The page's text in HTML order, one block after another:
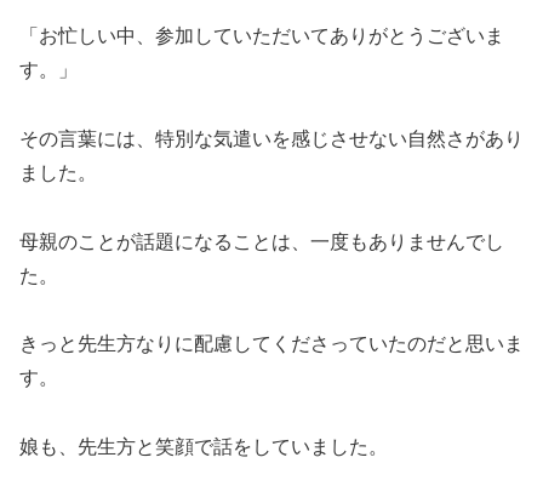
「お忙しい中、参加していただいてありがとうございま
す。」
その言葉には、特別な気遣いを感じさせない自然さがあり
ました。
母親のことが話題になることは、一度もありませんでし
た。
きっと先生方なりに配慮してくださっていたのだと思いま
す。
娘も、先生方と笑顔で話をしていました。